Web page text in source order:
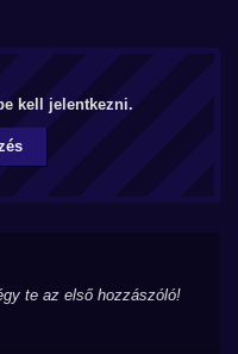
kell jelentkezni.
te az első hozzászóló!